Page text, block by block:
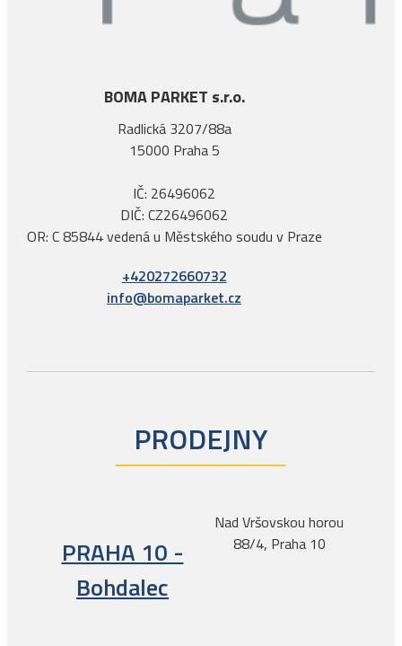
BOMA PARKET s.r.o.
Radlická 3207/88a
15000 Praha 5
IČ: 26496062
DIČ: CZ26496062
OR: C 85844 vedená u Městského soudu v Praze
+420272660732
info@bomaparket.cz
PRODEJNY
PRAHA 10 -
Bohdalec
Nad Vršovskou horou
88/4, Praha 10